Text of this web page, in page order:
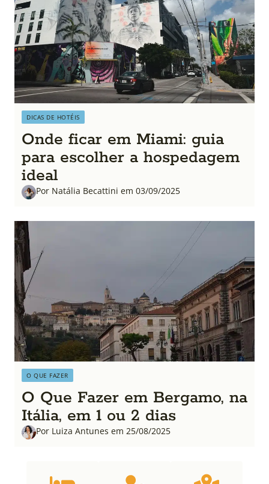
DICAS DE HOTÉIS
Onde ficar em Miami: guia
para escolher a hospedagem
ideal
Por Natália Becattini em 03/09/2025
O QUE FAZER
O Que Fazer em Bergamo, na
Itália, em 1 ou 2 dias
Por Luiza Antunes em 25/08/2025